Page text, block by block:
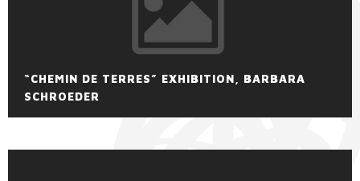
“CHEMIN DE TERRES” EXHIBITION, BARBARA
SCHROEDER